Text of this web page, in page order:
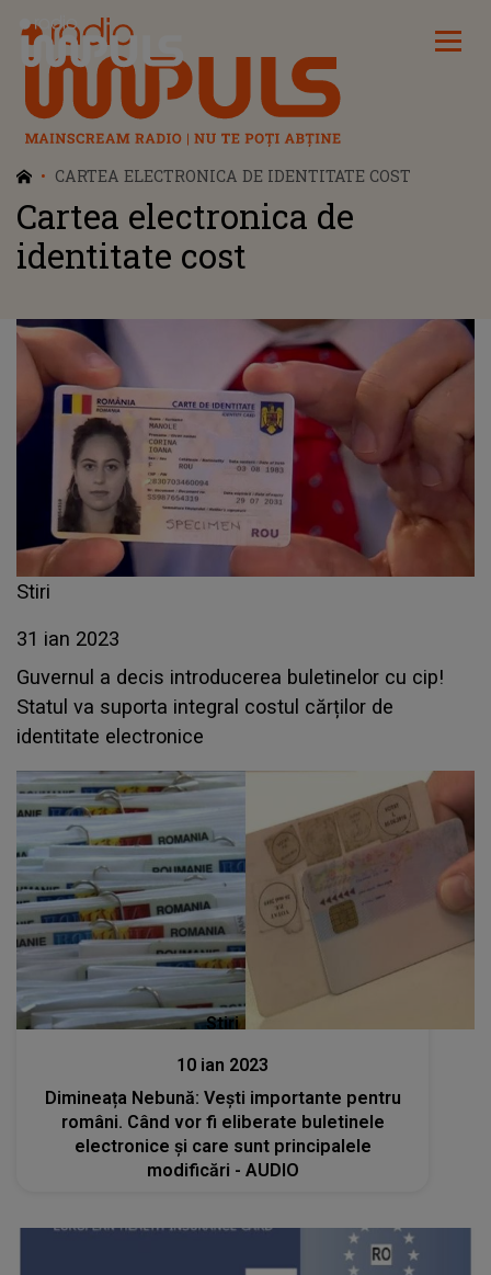
Radio Impuls
CARTEA ELECTRONICA DE IDENTITATE COST
Cartea electronica de
identitate cost
Stiri
31 ian 2023
Guvernul a decis introducerea buletinelor cu cip!
Statul va suporta integral costul cărților de
identitate electronice
Stiri
10 ian 2023
Dimineața Nebună: Vești importante pentru
români. Când vor fi eliberate buletinele
electronice și care sunt principalele
modificări - AUDIO